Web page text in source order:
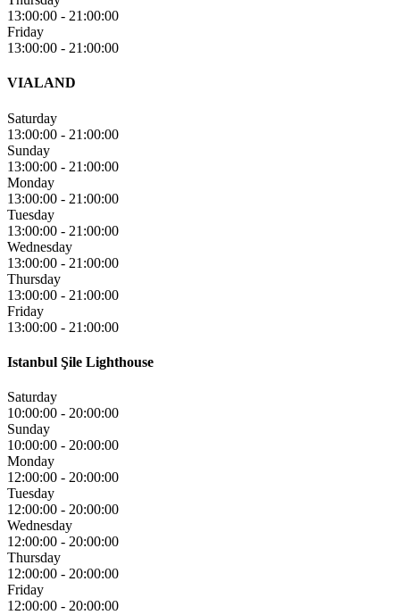
13:00:00 - 21:00:00
Friday
13:00:00 - 21:00:00
VIALAND
Saturday
13:00:00 - 21:00:00
Sunday
13:00:00 - 21:00:00
Monday
13:00:00 - 21:00:00
Tuesday
13:00:00 - 21:00:00
Wednesday
13:00:00 - 21:00:00
Thursday
13:00:00 - 21:00:00
Friday
13:00:00 - 21:00:00
Istanbul Şile Lighthouse
Saturday
10:00:00 - 20:00:00
Sunday
10:00:00 - 20:00:00
Monday
12:00:00 - 20:00:00
Tuesday
12:00:00 - 20:00:00
Wednesday
12:00:00 - 20:00:00
Thursday
12:00:00 - 20:00:00
Friday
12:00:00 - 20:00:00